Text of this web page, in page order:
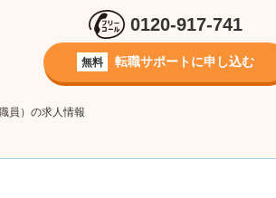
0120-917-741
無料 転職サポートに申し込む
員）の求人情報